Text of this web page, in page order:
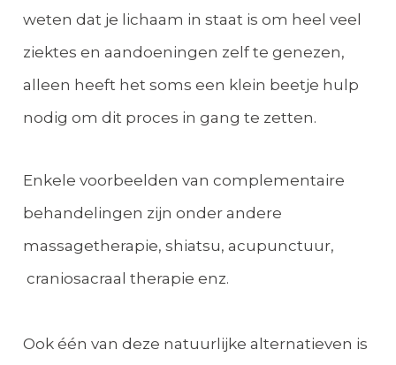
weten dat je lichaam in staat is om heel veel
ziektes en aandoeningen zelf te genezen,
alleen heeft het soms een klein beetje hulp
nodig om dit proces in gang te zetten.
Enkele voorbeelden van complementaire
behandelingen zijn onder andere
massagetherapie, shiatsu, acupunctuur,
craniosacraal therapie enz.
Ook één van deze natuurlijke alternatieven is